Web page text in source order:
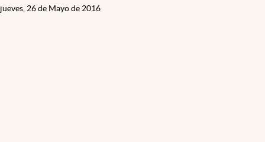
jueves, 26 de Mayo de 2016